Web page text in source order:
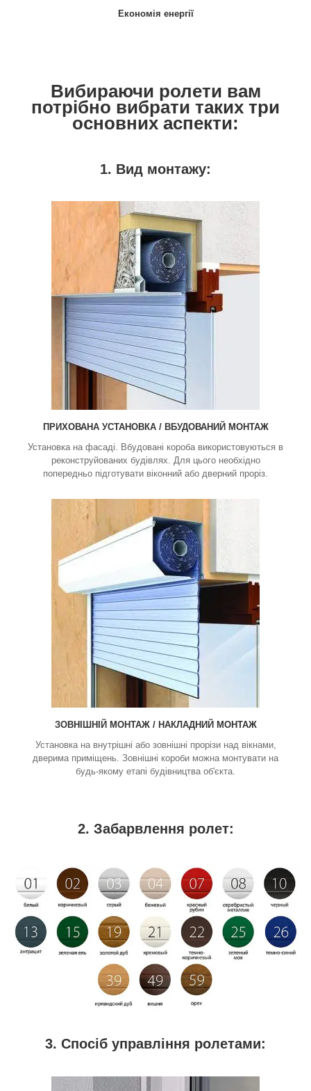
Економія енергії
Вибираючи ролети вам
потрібно вибрати таких три
основних аспекти:
1. Вид монтажу:
ПРИХОВАНА УСТАНОВКА / ВБУДОВАНИЙ МОНТАЖ
Установка на фасаді. Вбудовані короба використовуються в
реконструйованих будівлях. Для цього необхідно
попередньо підготувати віконний або дверний проріз.
ЗОВНІШНІЙ МОНТАЖ / НАКЛАДНИЙ МОНТАЖ
Установка на внутрішні або зовнішні прорізи над вікнами,
дверима приміщень. Зовнішні короби можна монтувати на
будь-якому етапі будівництва об'єкта.
2. Забарвлення ролет:
3. Спосіб управління ролетами: